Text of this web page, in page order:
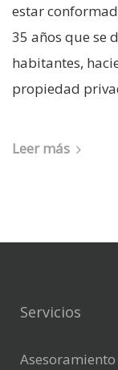
estar
35 años que se
habitantes,
propiedad
Leer más
Servicios